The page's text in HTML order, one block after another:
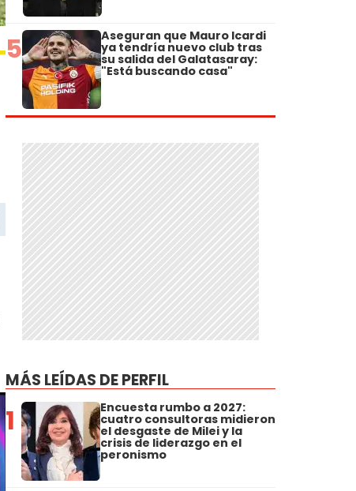
5 Aseguran que Mauro Icardi
ya tendría nuevo club tras
su salida del Galatasaray:
"Está buscando casa"
MÁS LEÍDAS DE PERFIL
1 Encuesta rumbo a 2027:
cuatro consultoras midieron
el desgaste de Milei y la
crisis de liderazgo en el
peronismo